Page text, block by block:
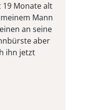
19 Monate alt
Mann
an seine
aber
ihn jetzt